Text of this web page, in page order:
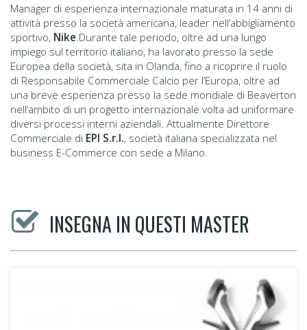
Manager di esperienza internazionale maturata in 14 anni di
attività presso la società americana, leader nell’abbigliamento
sportivo, Nike.Durante tale periodo, oltre ad una lungo
impiego sul territorio italiano, ha lavorato presso la sede
Europea della società, sita in Olanda, fino a ricoprire il ruolo
di Responsabile Commerciale Calcio per l’Europa, oltre ad
una breve esperienza presso la sede mondiale di Beaverton
nell’ambito di un progetto internazionale volta ad uniformare
diversi processi interni aziendali. Attualmente Direttore
Commerciale di EPI S.r.l., società italiana specializzata nel
business E-Commerce con sede a Milano.
INSEGNA IN QUESTI MASTER